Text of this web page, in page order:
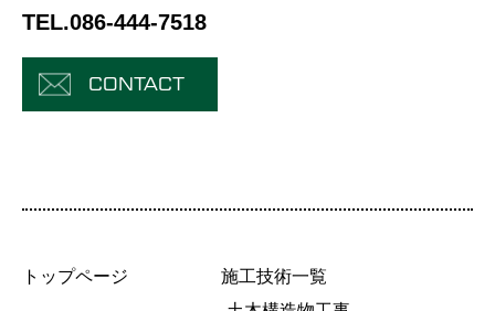
TEL.086-444-7518
CONTACT
トップページ
施工技術一覧